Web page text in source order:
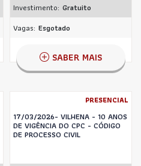
Investimento: Gratuito
Vagas: Esgotado
SABER MAIS
PRESENCIAL
17/03/2026- VILHENA - 10 ANOS
DE VIGÊNCIA DO CPC - CÓDIGO
DE PROCESSO CIVIL